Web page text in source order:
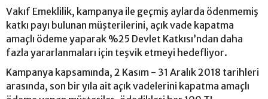
Vakıf Emeklilik, kampanya ile geçmiş aylarda ödenmemiş
katkı payı bulunan müşterilerini, açık vade kapatma
amaçlı ödeme yaparak %25 Devlet Katkısı’ndan daha
fazla yararlanmaları için teşvik etmeyi hedefliyor.
Kampanya kapsamında, 2 Kasım - 31 Aralık 2018 tarihleri
arasında, son bir yıla ait açık vadelerini kapatma amaçlı